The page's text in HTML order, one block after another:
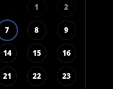
1 2
7 8 9
14 15 16
21 22 23